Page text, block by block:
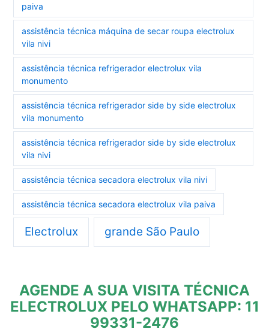
paiva
assistência técnica máquina de secar roupa electrolux
vila nivi
assistência técnica refrigerador electrolux vila
monumento
assistência técnica refrigerador side by side electrolux
vila monumento
assistência técnica refrigerador side by side electrolux
vila nivi
assistência técnica secadora electrolux vila nivi
assistência técnica secadora electrolux vila paiva
Electrolux grande São Paulo
AGENDE A SUA VISITA TÉCNICA
ELECTROLUX PELO WHATSAPP: 11
99331-2476